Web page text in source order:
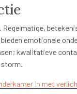
Regelmatige,
emotionele
kwalitatieve
in met